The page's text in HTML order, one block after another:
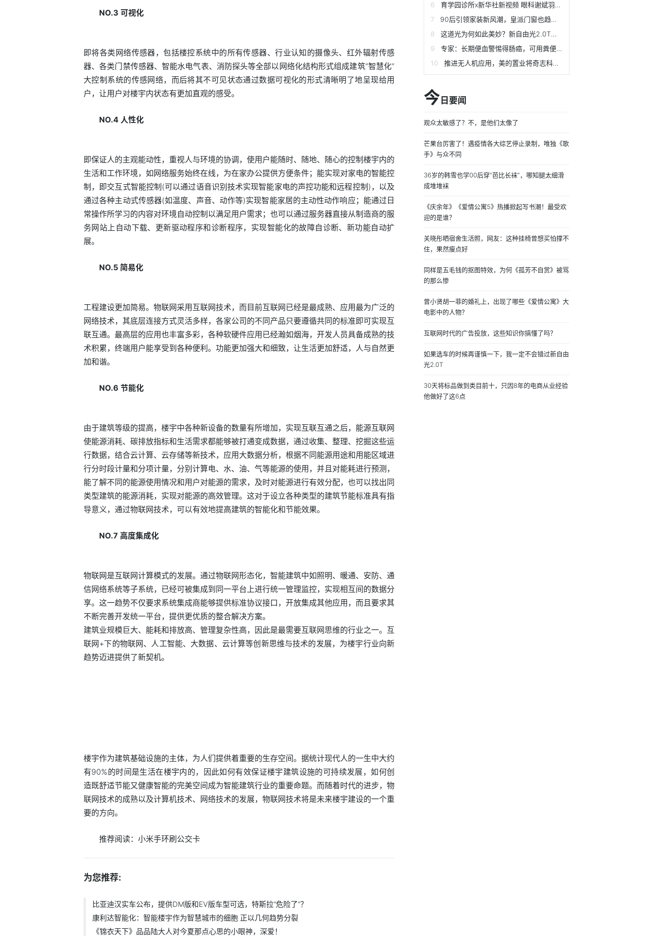
NO.3 可视化
即将各类网络传感器，包括楼控系统中的所有传感器、行业认知的摄像头、红外辐射传感
器、各类门禁传感器、智能水电气表、消防探头等全部以网络化结构形式组成建筑“智慧化”
大控制系统的传感网络，而后将其不可见状态通过数据可视化的形式清晰明了地呈现给用
户，让用户对楼宇内状态有更加直观的感受。
NO.4 人性化
即保证人的主观能动性，重视人与环境的协调，使用户能随时、随地、随心的控制楼宇内的
生活和工作环境，如网络服务始终在线，为在家办公提供方便条件；能实现对家电的智能控
制，即交互式智能控制(可以通过语音识别技术实现智能家电的声控功能和远程控制)，以及
通过各种主动式传感器(如温度、声音、动作等)实现智能家居的主动性动作响应；能通过日
常操作所学习的内容对环境自动控制以满足用户需求；也可以通过服务器直接从制造商的服
务网站上自动下载、更新驱动程序和诊断程序，实现智能化的故障自诊断、新功能自动扩
展。
NO.5 简易化
工程建设更加简易。物联网采用互联网技术，而目前互联网已经是最成熟、应用最为广泛的
网络技术，其底层连接方式灵活多样，各家公司的不同产品只要遵循共同的标准即可实现互
联互通。最高层的应用也丰富多彩，各种软硬件应用已经瀚如烟海，开发人员具备成熟的技
术积累，终端用户能享受到各种便利。功能更加强大和细致，让生活更加舒适，人与自然更
加和谐。
NO.6 节能化
由于建筑等级的提高，楼宇中各种新设备的数量有所增加，实现互联互通之后，能源互联网
使能源消耗、碳排放指标和生活需求都能够被打通变成数据，通过收集、整理、挖掘这些运
行数据，结合云计算、云存储等新技术，应用大数据分析，根据不同能源用途和用能区域进
行分时段计量和分项计量，分别计算电、水、油、气等能源的使用，并且对能耗进行预测，
能了解不同的能源使用情况和用户对能源的需求，及时对能源进行有效分配，也可以找出同
类型建筑的能源消耗，实现对能源的高效管理。这对于设立各种类型的建筑节能标准具有指
导意义，通过物联网技术，可以有效地提高建筑的智能化和节能效果。
NO.7 高度集成化
物联网是互联网计算模式的发展。通过物联网形态化，智能建筑中如照明、暖通、安防、通
信网络系统等子系统，已经可被集成到同一平台上进行统一管理监控，实现相互间的数据分
享。这一趋势不仅要求系统集成商能够提供标准协议接口，开放集成其他应用，而且要求其
不断完善开发统一平台，提供更优质的整合解决方案。
建筑业规模巨大、能耗和排放高、管理复杂性高，因此是最需要互联网思维的行业之一。互
联网+下的物联网、人工智能、大数据、云计算等创新思维与技术的发展，为楼宇行业向新
趋势迈进提供了新契机。
楼宇作为建筑基础设施的主体，为人们提供着重要的生存空间。据统计现代人的一生中大约
有90%的时间是生活在楼宇内的，因此如何有效保证楼宇建筑设施的可持续发展，如何创
造既舒适节能又健康智能的完美空间成为智能建筑行业的重要命题。而随着时代的进步，物
联网技术的成熟以及计算机技术、网络技术的发展，物联网技术将是未来楼宇建设的一个重
要的方向。
推荐阅读： 小米手环刷公交卡
为您推荐:
比亚迪汉实车公布，提供DM版和EV版车型可选，特斯拉“危险了”？
康利达智能化：智能楼宇作为智慧城市的细胞 正以几何趋势分裂
《锦衣天下》品品陆大人对今夏那点心思的小眼神，深爱！
育学园诊所x新华社新视频 眼科谢斌羽：孩子用眼后一定要看远处
90后引领家装新风潮，皇派门窗也趋向“年轻化”
这道光为何如此美妙？新自由光2.0T，听听新晋车主们怎么说它
专家：长期便血警惕得肠癌，可用粪便DNA筛查
推进无人机应用，美的置业将奇志科技数据作为土方量结算依据
今 日要闻
观众太敏感了？不，是他们太像了
芒果台厉害了！遇疫情各大综艺停止录制，唯独《歌
手》与众不同
36岁的韩雪也学00后穿“芭比长袜”，哪知腿太细滑
成堆堆袜
《庆余年》《爱情公寓5》热播掀起写书潮！最受欢
迎的是谁？
关晓彤晒宿舍生活照，网友：这种挂椅曾想买怕撑不
住，果然瘦点好
同样是五毛钱的抠图特效，为何《孤芳不自赏》被骂
的那么惨
曾小贤胡一菲的婚礼上，出现了哪些《爱情公寓》大
电影中的人物？
互联网时代的广告投放，这些知识你搞懂了吗？
如果选车的时候再谨慎一下，我一定不会错过新自由
光2.0T
30天将标品做到类目前十，只因8年的电商从业经验
他做好了这6点